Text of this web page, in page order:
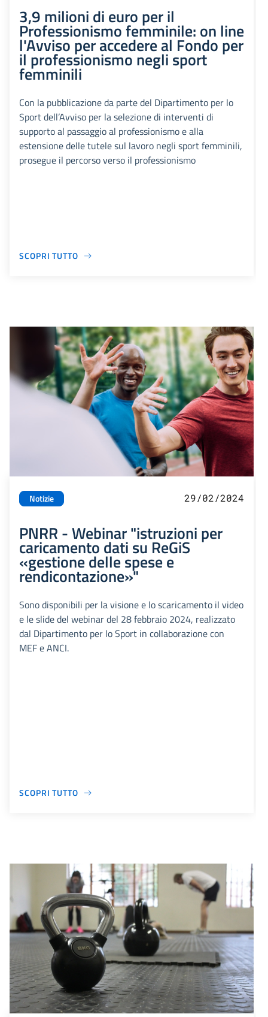
3,9 milioni di euro per il
Professionismo femminile: on line
l'Avviso per accedere al Fondo per
il professionismo negli sport
femminili
Con la pubblicazione da parte del Dipartimento per lo
Sport dell’Avviso per la selezione di interventi di
supporto al passaggio al professionismo e alla
estensione delle tutele sul lavoro negli sport femminili,
prosegue il percorso verso il professionismo
SCOPRI TUTTO
Notizie 29/02/2024
PNRR - Webinar "istruzioni per
caricamento dati su ReGiS
«gestione delle spese e
rendicontazione»"
Sono disponibili per la visione e lo scaricamento il video
e le slide del webinar del 28 febbraio 2024, realizzato
dal Dipartimento per lo Sport in collaborazione con
MEF e ANCI.
SCOPRI TUTTO